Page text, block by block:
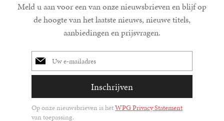
Meld u aan voor een van onze nieuwsbrieven en blijf op
de hoogte van het laatste nieuws, nieuwe titels,
aanbiedingen en prijsvragen.
E-
mailadres
Inschrijven
Op onze nieuwsbrieven is hetWPG Privacy Statement
van toepassing.